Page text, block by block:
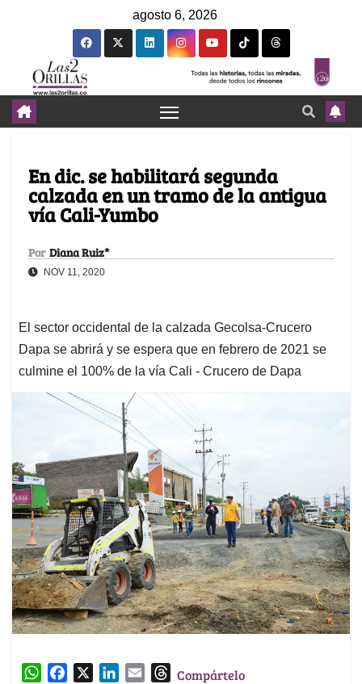
agosto 6, 2026
En dic. se habilitará segunda
calzada en un tramo de la antigua
vía Cali-Yumbo
Por Diana Ruiz*
NOV 11, 2020
El sector occidental de la calzada Gecolsa-Crucero
Dapa se abrirá y se espera que en febrero de 2021 se
culmine el 100% de la vía Cali - Crucero de Dapa
W
TCompártelo